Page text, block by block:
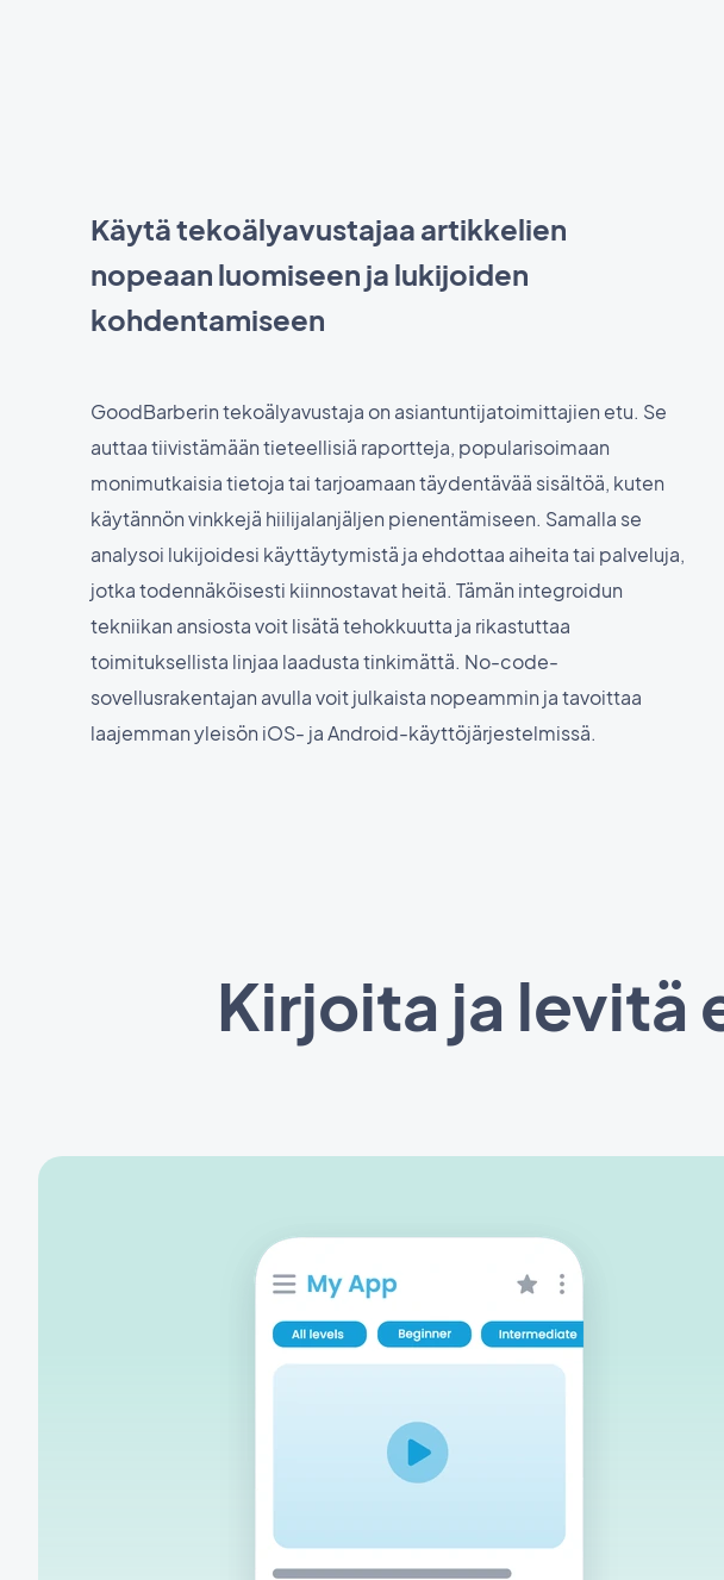
Käytä tekoälyavustajaa artikkelien
nopeaan luomiseen ja lukijoiden
kohdentamiseen
GoodBarberin tekoälyavustaja on asiantuntijatoimittajien etu. Se
auttaa tiivistämään tieteellisiä raportteja, popularisoimaan
monimutkaisia tietoja tai tarjoamaan täydentävää sisältöä, kuten
käytännön vinkkejä hiilijalanjäljen pienentämiseen. Samalla se
analysoi lukijoidesi käyttäytymistä ja ehdottaa aiheita tai palveluja,
jotka todennäköisesti kiinnostavat heitä. Tämän integroidun
tekniikan ansiosta voit lisätä tehokkuutta ja rikastuttaa
toimituksellista linjaa laadusta tinkimättä. No-code-
sovellusrakentajan avulla voit julkaista nopeammin ja tavoittaa
laajemman yleisön iOS- ja Android-käyttöjärjestelmissä.
Kirjoita ja levitä